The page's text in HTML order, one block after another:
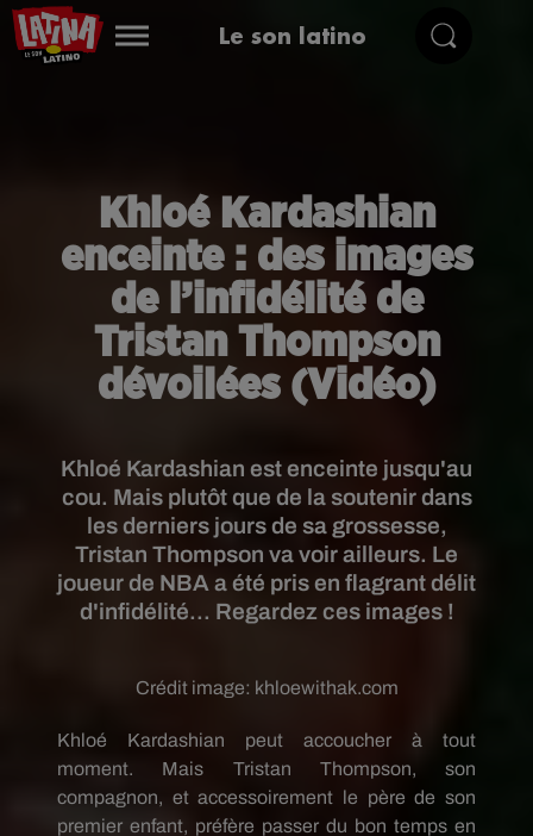
Le son latino
Khloé Kardashian
enceinte : des images
de l’infidélité de
Tristan Thompson
dévoilées (Vidéo)
Khloé Kardashian est enceinte jusqu'au
cou. Mais plutôt que de la soutenir dans
les derniers jours de sa grossesse,
Tristan Thompson va voir ailleurs. Le
joueur de NBA a été pris en flagrant délit
d'infidélité... Regardez ces images !
Crédit image: khloewithak.com
Khloé Kardashian peut accoucher à tout
moment.
Mais Tristan Thompson, son
compagnon, et accessoirement le père de son
premier enfant, préfère passer du bon temps en